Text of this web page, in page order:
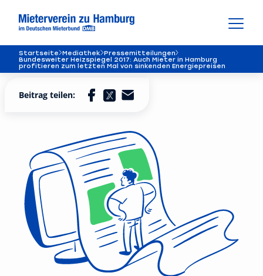
Startseite Mediathek Pressemitteilungen
Bundesweiter Heizspiegel 2017: Auch Mieter in Hamburg
profitieren zum letzten Mal von sinkenden Energiepreisen
Beitrag teilen: